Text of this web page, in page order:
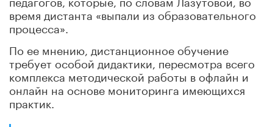
время дистанта «выпали из образовательного
процесса».
По ее мнению, дистанционное обучение
требует особой дидактики, пересмотра всего
комплекса методической работы в офлайн и
онлайн на основе мониторинга имеющихся
практик.